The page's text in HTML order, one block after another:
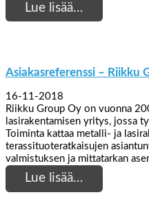
Lue lisää…
Asiakasreferenssi – Riikku
16-11-2018
Riikku Group Oy on vuonna
lasirakentamisen yritys, jossa
Toiminta kattaa metalli- ja
terassituoteratkaisujen
valmistuksen ja mittatarkan
Lue lisää…